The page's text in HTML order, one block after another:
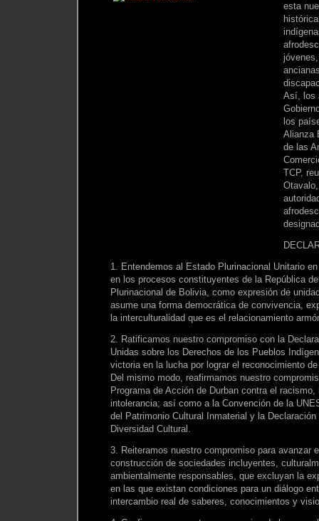
esta
Así, los
los
Alianza
de las
TCP,
1. Entendemos al Estado Plurinacional Unitario
en los procesos constituyentes de la República
Plurinacional de Bolivia, como expresión de
asume una forma democrática de convivencia,
la interculturalidad que es el relacionamiento
2. Ratificamos nuestro compromiso con la
Unidas sobre los Derechos de los Pueblos
victoria en la lucha por lograr el reconocimiento
Del mismo modo, reafirmamos nuestro
Programa de Acción de Durban contra el
intolerancia; así como a la Convención de la
del Patrimonio Cultural Inmaterial y la
Diversidad Cultural.
3. Reiteramos nuestro compromiso para avanzar
construcción de sociedades incluyentes,
ambientalmente responsables, que excluyan la
en las que existan condiciones para un diálogo
intercambio real de saberes, conocimientos y